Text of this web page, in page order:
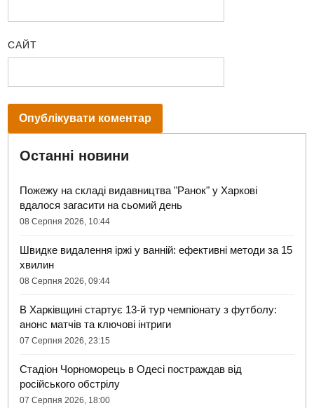
САЙТ
Останні новини
Пожежу на складі видавництва "Ранок" у Харкові
вдалося загасити на сьомий день
08 Серпня 2026, 10:44
Швидке видалення іржі у ванній: ефективні методи за 15
хвилин
08 Серпня 2026, 09:44
В Харківщині стартує 13-й тур чемпіонату з футболу:
анонс матчів та ключові інтриги
07 Серпня 2026, 23:15
Стадіон Чорноморець в Одесі постраждав від
російського обстрілу
07 Серпня 2026, 18:00